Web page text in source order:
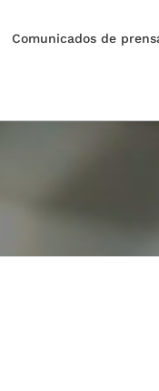
Comunicados de